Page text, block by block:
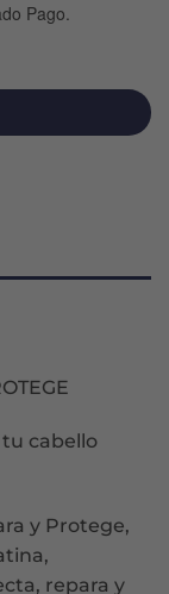
Pago.
cabello
y Protege,
repara y